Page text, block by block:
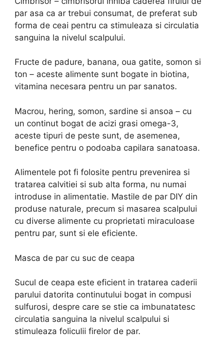
par asa ca ar trebui consumat, de preferat sub
forma de ceai pentru ca stimuleaza si circulatia
sanguina la nivelul scalpului.
Fructe de padure, banana, oua gatite, somon si
ton – aceste alimente sunt bogate in biotina,
vitamina necesara pentru un par sanatos.
Macrou, hering, somon, sardine si ansoa – cu
un continut bogat de acizi grasi omega-3,
aceste tipuri de peste sunt, de asemenea,
benefice pentru o podoaba capilara sanatoasa.
Alimentele pot fi folosite pentru prevenirea si
tratarea calvitiei si sub alta forma, nu numai
introduse in alimentatie. Mastile de par DIY din
produse naturale, precum si masarea scalpului
cu diverse alimente cu proprietati miraculoase
pentru par, sunt si ele eficiente.
Masca de par cu suc de ceapa
Sucul de ceapa este eficient in tratarea caderii
parului datorita continutului bogat in compusi
sulfurosi, despre care se stie ca imbunatatesc
circulatia sanguina la nivelul scalpului si
stimuleaza foliculii firelor de par.